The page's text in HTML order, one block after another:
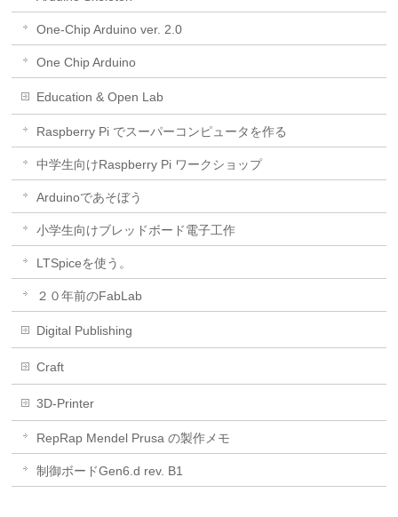
One-Chip Arduino ver. 2.0
One Chip Arduino
Education & Open Lab
Raspberry Pi でスーパーコンピュータを作る
中学生向けRaspberry Pi ワークショップ
Arduinoであそぼう
小学生向けブレッドボード電子工作
LTSpiceを使う。
２０年前のFabLab
Digital Publishing
Craft
3D-Printer
RepRap Mendel Prusa の製作メモ
制御ボードGen6.d rev. B1